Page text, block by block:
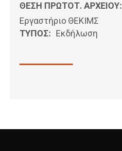
ΘΕΣΗ ΠΡΩΤΟΤ. ΑΡΧΕΙΟΥ:
Εργαστήριο ΘΕΚΙΜΣ
ΤΥΠΟΣ: Εκδήλωση